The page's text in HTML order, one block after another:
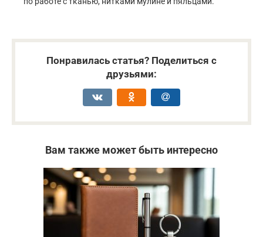
Понравилась статья? Поделиться с
друзьями:
Вам также может быть интересно